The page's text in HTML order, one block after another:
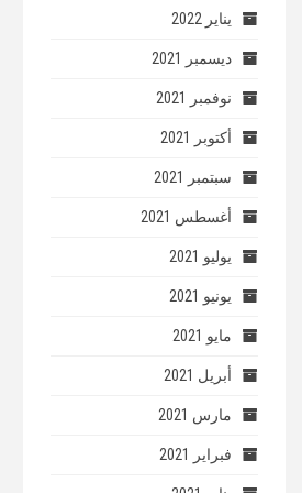
يناير 2022
ديسمبر 2021
نوفمبر 2021
أكتوبر 2021
سبتمبر 2021
أغسطس 2021
يوليو 2021
يونيو 2021
مايو 2021
أبريل 2021
مارس 2021
فبراير 2021